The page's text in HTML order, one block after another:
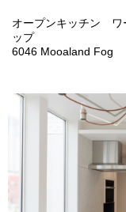
オープンキッチン ワ
ップ
6046 Mooaland Fog